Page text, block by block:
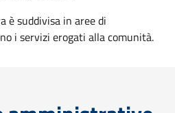
è suddivisa in aree di
i servizi erogati alla comunità.